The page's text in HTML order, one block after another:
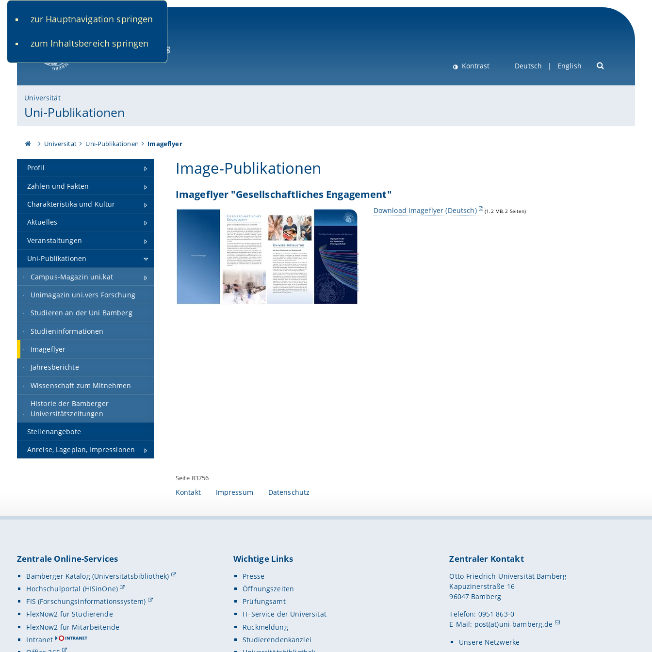
zur Hauptnavigation springen
zum Inhaltsbereich springen
Kontrast Deutsch English
Universität
Uni-Publikationen
Universität Uni-Publikationen Imageflyer
Profil
Zahlen und Fakten
Charakteristika und Kultur
Aktuelles
Veranstaltungen
Uni-Publikationen
Campus-Magazin uni.kat
Unimagazin uni.vers Forschung
Studieren an der Uni Bamberg
Studieninformationen
Imageflyer
Jahresberichte
Wissenschaft zum Mitnehmen
Historie der Bamberger
Universitätszeitungen
Stellenangebote
Anreise, Lageplan, Impressionen
Image-Publikationen
Imageflyer "Gesellschaftliches Engagement"
Download Imageflyer (Deutsch) (1.2 MB, 2 Seiten)
Seite 83756
Kontakt Impressum Datenschutz
Zentrale Online-Services
Bamberger Katalog (Universitätsbibliothek)
Hochschulportal (HISinOne)
FIS (Forschungsinformationssystem)
FlexNow2 für Studierende
FlexNow2 für Mitarbeitende
Intranet
Wichtige Links
Presse
Öffnungszeiten
Prüfungsamt
IT-Service der Universität
Rückmeldung
Studierendenkanzlei
Zentraler Kontakt
Otto-Friedrich-Universität Bamberg
Kapuzinerstraße 16
96047 Bamberg
Telefon: 0951 863-0
E-Mail: post(at)uni-bamberg.de
Unsere Netzwerke